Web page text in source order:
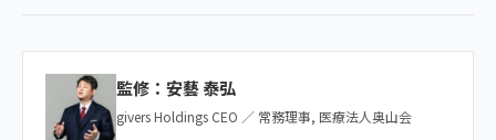
監修：安藝 泰弘
givers Holdings CEO ／ 常務理事, 医療法人奥山会